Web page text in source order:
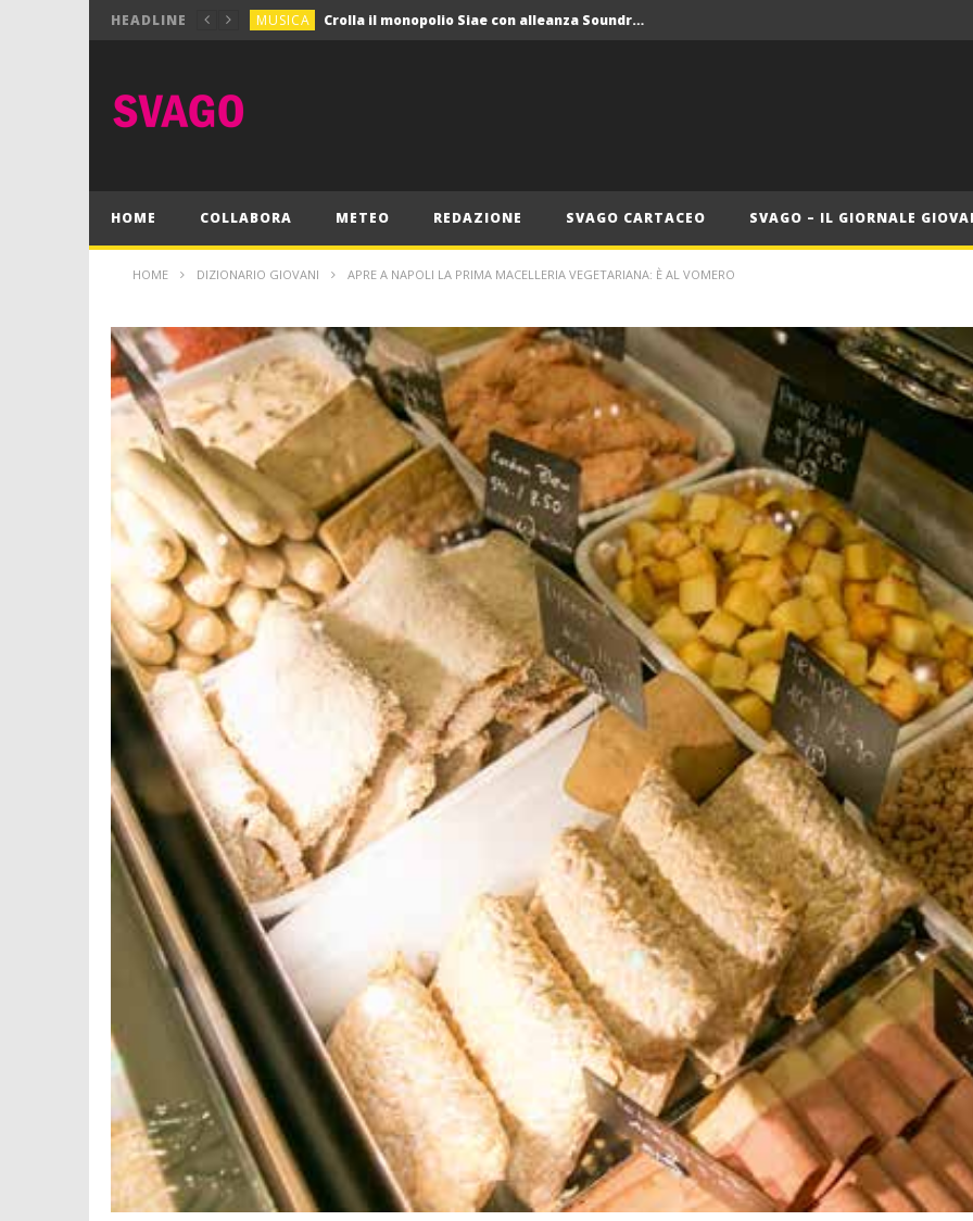
HEADLINE MUSICA Crolla il monopolio Siae con alleanza Soundreef – LEA
MUSICA Crolla il monopolio Siae con alleanza Soundreef – LEA
HOME COLLABORA METEO REDAZIONE SVAGO CARTACEO SVAGO – IL GIORNALE
HOME DIZIONARIO GIOVANI APRE A NAPOLI LA PRIMA MACELLERIA VEGETARIANA: È AL VOMERO